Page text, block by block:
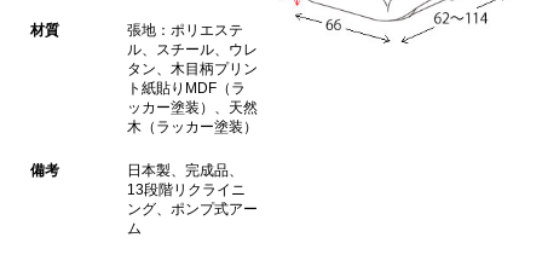
材質
張地：ポリエステ
ル、スチール、ウレ
タン、木目柄プリン
ト紙貼りMDF（ラ
ッカー塗装）、天然
木（ラッカー塗装）
備考
日本製、完成品、
13段階リクライニ
ング、ポンプ式アー
ム